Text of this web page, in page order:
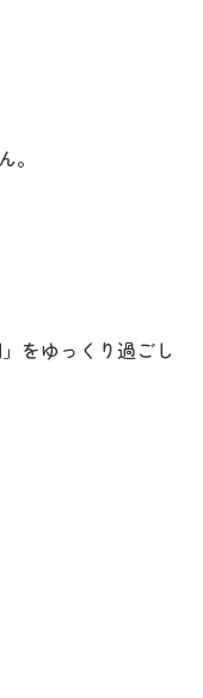
。
をゆっくり過ごし